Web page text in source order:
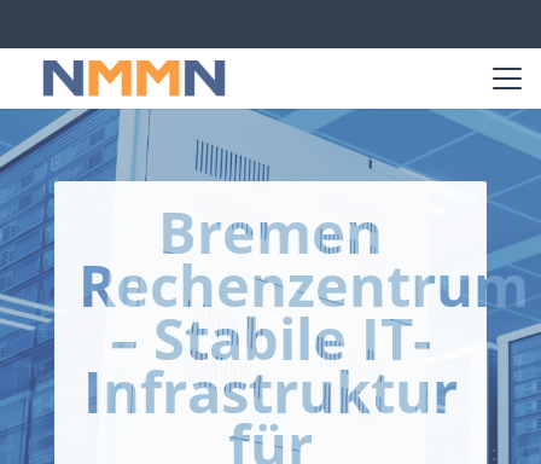
Bremen
Rechenzentrum
– Stabile IT-
Infrastruktur
für